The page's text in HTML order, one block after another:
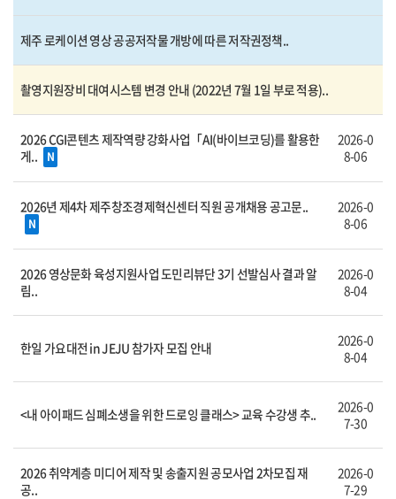
제주 로케이션 영상 공공저작물 개방에 따른 저작권정책..
촬영지원장비 대여시스템 변경 안내 (2022년 7월 1일 부로 적용)..
2026 CGI콘텐츠 제작역량 강화사업「AI(바이브코딩)를 활용한
게..
N
2026-0
8-06
2026년 제4차 제주창조경제혁신센터 직원 공개채용 공고문..
N
2026-0
8-06
2026 영상문화 육성지원사업 도민리뷰단 3기 선발심사 결과 알
림..
2026-0
8-04
한일 가요대전 in JEJU 참가자 모집 안내
2026-0
8-04
<내 아이패드 심폐소생을 위한 드로잉 클래스> 교육 수강생 추..
2026-0
7-30
2026 취약계층 미디어 제작 및 송출지원 공모사업 2차모집 재
공..
2026-0
7-29